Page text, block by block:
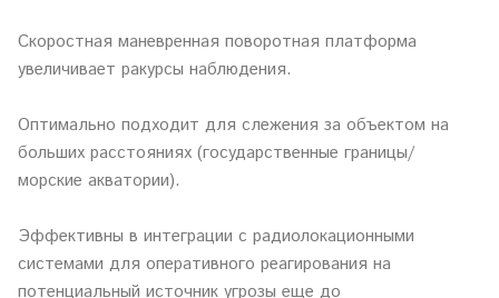
Скоростная маневренная поворотная платформа
увеличивает ракурсы наблюдения.
Оптимально подходит для слежения за объектом на
больших расстояниях (государственные границы/
морские акватории).
Эффективны в интеграции с радиолокационными
системами для оперативного реагирования на
потенциальный источник угрозы еще до